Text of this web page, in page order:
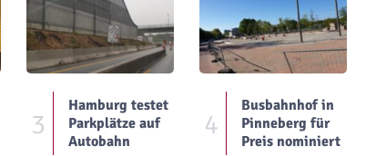
3
Hamburg testet
Parkplätze auf
Autobahn
4
Busbahnhof in
Pinneberg für
Preis nominiert